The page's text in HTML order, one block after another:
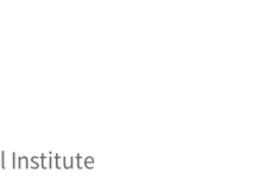
Institute